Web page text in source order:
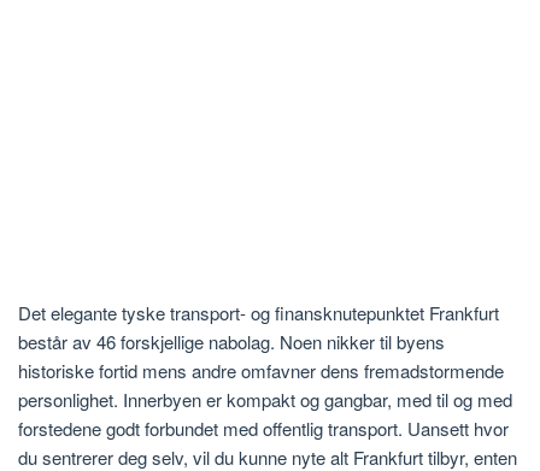
Det elegante tyske transport- og finansknutepunktet Frankfurt
består av 46 forskjellige nabolag. Noen nikker til byens
historiske fortid mens andre omfavner dens fremadstormende
personlighet. Innerbyen er kompakt og gangbar, med til og med
forstedene godt forbundet med offentlig transport. Uansett hvor
du sentrerer deg selv, vil du kunne nyte alt Frankfurt tilbyr, enten